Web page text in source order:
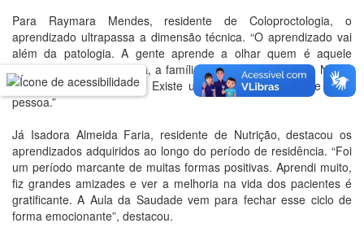
Para Raymara Mendes, residente de Coloproctologia, o
aprendizado ultrapassa a dimensão técnica. “O aprendizado vai
além da patologia. A gente aprende a olhar quem é aquele
paciente, qual é a história, a família, o apoio que ele tem. Não é
só prescrever ou operar. Existe uma história por trás de cada
pessoa.”
Já Isadora Almeida Faria, residente de Nutrição, destacou os
aprendizados adquiridos ao longo do período de residência. “Foi
um período marcante de muitas formas positivas. Aprendi muito,
fiz grandes amizades e ver a melhoria na vida dos pacientes é
gratificante. A Aula da Saudade vem para fechar esse ciclo de
forma emocionante”, destacou.